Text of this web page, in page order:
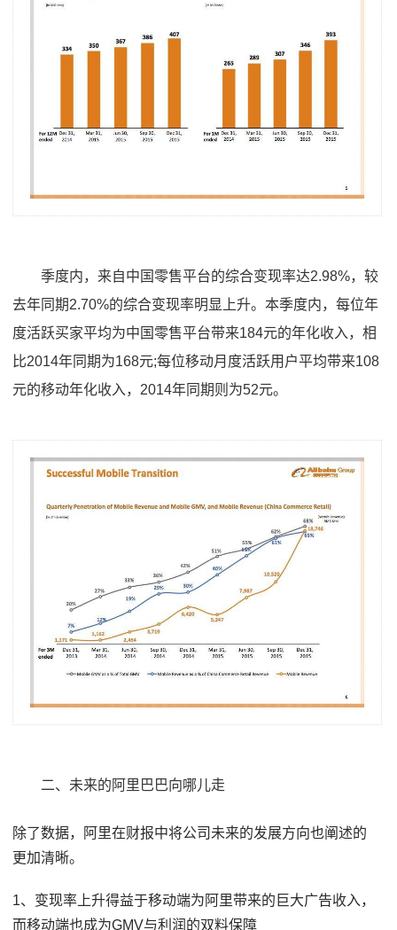
季度内，来自中国零售平台的综合变现率达2.98%，较
去年同期2.70%的综合变现率明显上升。本季度内，每位年
度活跃买家平均为中国零售平台带来184元的年化收入，相
比2014年同期为168元;每位移动月度活跃用户平均带来108
元的移动年化收入，2014年同期则为52元。
二、未来的阿里巴巴向哪儿走
除了数据，阿里在财报中将公司未来的发展方向也阐述的
更加清晰。
1、变现率上升得益于移动端为阿里带来的巨大广告收入，
而移动端也成为GMV与利润的双料保障